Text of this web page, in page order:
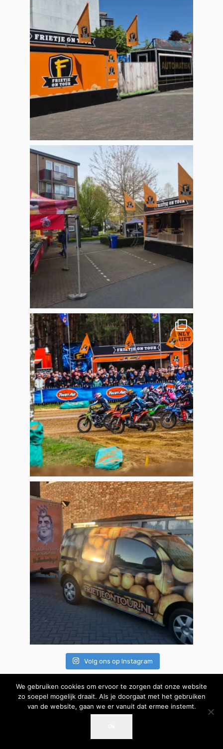
Volg ons op Instagram
Privacyverklaring |Sitemap
We gebruiken cookies om ervoor te zorgen dat onze website
zo soepel mogelijk draait. Als je doorgaat met het gebruiken
van de website, gaan we er vanuit dat ermee instemt.